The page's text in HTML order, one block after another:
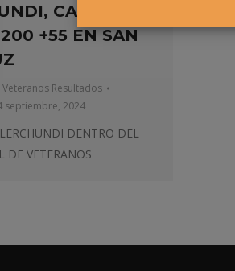
CAMPEÓN
+55 EN SAN
Veteranos Resultados
septiembre, 2024
DENTRO DEL
DE VETERANOS